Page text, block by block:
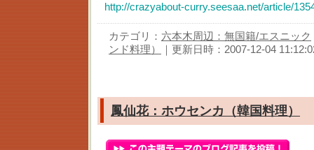
http://crazyabout-curry.seesaa.net/article/
カテゴリ： 六本木周辺：無国籍/エスニック
ンド料理）
｜更新日時：2007-12-04
鳳仙花：ホウセンカ（韓国料理）